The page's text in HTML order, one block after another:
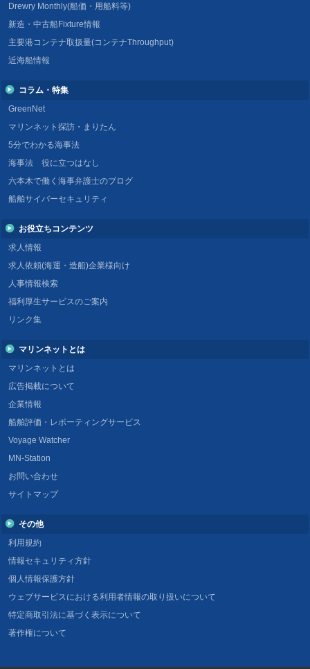
Drewry Monthly(船価・用船料等)
新造・中古船Fixture情報
主要港コンテナ取扱量(コンテナThroughput)
近海船情報
コラム・特集
GreenNet
マリンネット探訪・まりたん
5分でわかる海事法
海事法 役に立つはなし
六本木で働く海事弁護士のブログ
船舶サイバーセキュリティ
お役立ちコンテンツ
求人情報
求人依頼(海運・造船)企業様向け
人事情報検索
福利厚生サービスのご案内
リンク集
マリンネットとは
マリンネットとは
広告掲載について
企業情報
船舶評価・レポーティングサービス
Voyage Watcher
MN-Station
お問い合わせ
サイトマップ
その他
利用規約
情報セキュリティ方針
個人情報保護方針
ウェブサービスにおける利用者情報の取り扱いについて
特定商取引法に基づく表示について
著作権について